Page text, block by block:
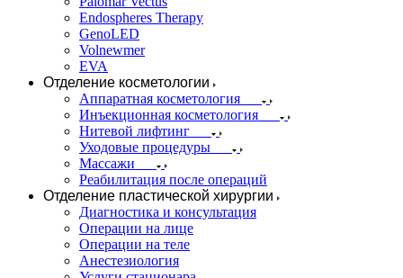
Endospheres Therapy
GenoLED
Volnewmer
EVA
Отделение косметологии
Аппаратная косметология
Инъекционная косметология
Нитевой лифтинг
Уходовые процедуры
Массажи
Реабилитация после операций
Отделение пластической хирургии
Диагностика и консультация
Операции на лице
Операции на теле
Анестезиология